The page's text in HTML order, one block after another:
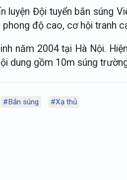
luyện Đội tuyển bắn súng
độ cao, cơ hội tranh
năm 2004 tại Hà Nội.
dung gồm 10m súng
#Bắn súng #Xạ thủ